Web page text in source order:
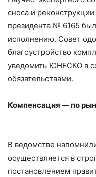
сноса и
президента № 6165
исполнению. Совет
благоустройство
уведомить ЮНЕСКО в
обязательствами.
Компенсация — по
В ведомстве
осуществляется в
постановлением